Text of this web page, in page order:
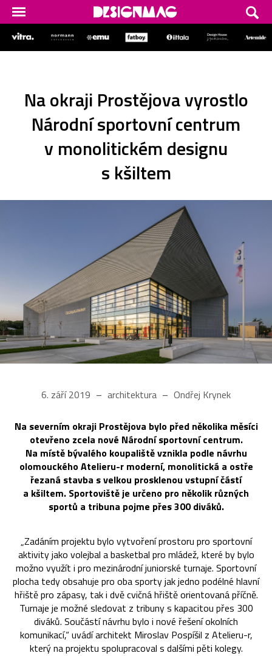
Na okraji Prostějova vyrostlo
Národní sportovní centrum
v monolitickém designu
s kšiltem
6. září 2019 architektura Ondřej Krynek
Na severním okraji Prostějova bylo před několika měsíci
otevřeno zcela nové Národní sportovní centrum.
Na místě bývalého koupaliště vznikla podle návrhu
olomouckého Atelieru-r moderní, monolitická a ostře
řezaná stavba s velkou prosklenou vstupní částí
a kšiltem. Sportoviště je určeno pro několik různých
sportů a tribuna pojme přes 300 diváků.
„Zadáním projektu bylo vytvoření prostoru pro sportovní
aktivity jako volejbal a basketbal pro mládež, které by bylo
možno využít i pro mezinárodní juniorské turnaje. Sportovní
plocha tedy obsahuje pro oba sporty jak jedno podélné hlavní
hřiště pro zápasy, tak i dvě cvičná hřiště orientovaná příčně.
Turnaje je možné sledovat z tribuny s kapacitou přes 300
diváků. Součástí návrhu bylo i nové řešení okolních
komunikací,“ uvádí architekt Miroslav Pospíšil z Atelieru-r,
který na projektu spolupracoval s dalšími pěti kolegy.